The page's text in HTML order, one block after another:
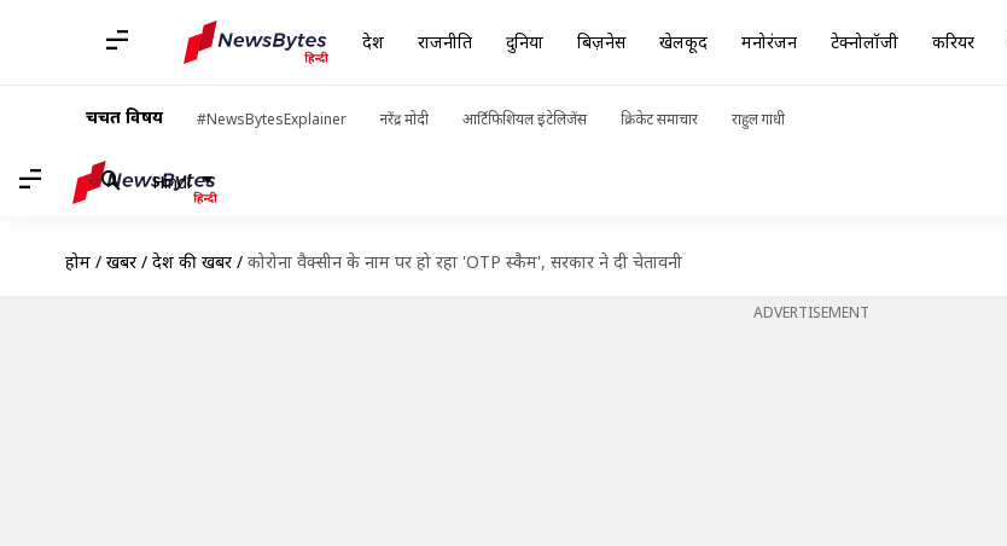
देश राजनीति दुनिया बिज़नेस खेलकूद मनोरंजन टेक्नोलॉजी करियर
चर्चित विषय #NewsBytesExplainer नरेंद्र मोदी आर्टिफिशियल इंटेलिजेंस क्रिकेट समाचार राहुल गांधी
Hindi
होम / खबरें / देश की खबरें / कोरोना वैक्सीन के नाम पर हो रहा 'OTP स्कैम', सरकार ने दी चेतावनी
ADVERTISEMENT